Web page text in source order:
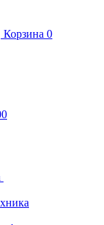
Корзина 0